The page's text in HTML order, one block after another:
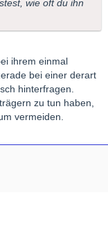
wie oft du ihn
ihrem einmal
bei einer derart
hinterfragen.
zu tun haben,
vermeiden.